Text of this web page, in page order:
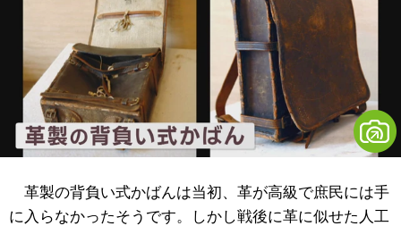
革製の背負い式かばんは当初、革が高級で庶民には手
に入らなかったそうです。しかし戦後に革に似せた人工